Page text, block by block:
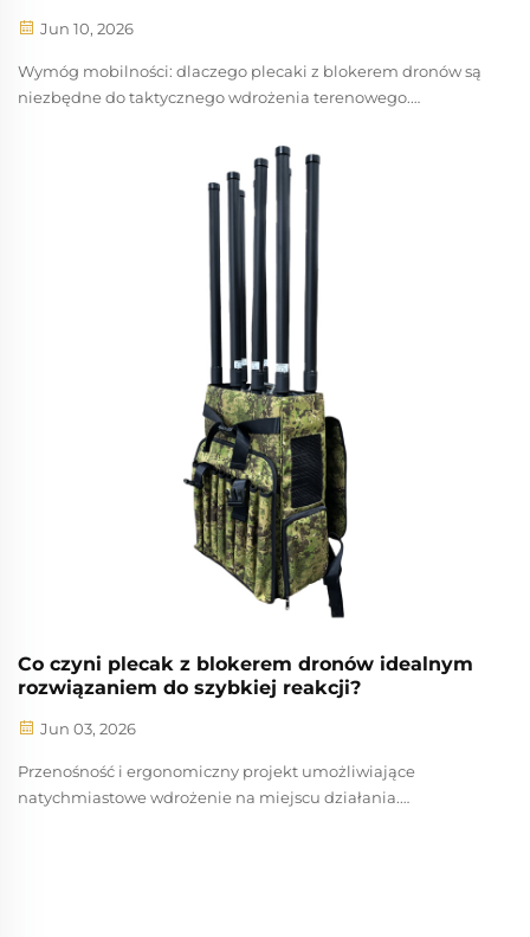
Jun 10, 2026
Wymóg mobilności: dlaczego plecaki z blokerem dronów są
niezbędne do taktycznego wdrożenia terenowego.
bezzałogowych (UAS) w różnorodnych obszarach
operacyjnych wymaga wysoce elastycznych rozwiązań
przeciwdronowych. Stacjonarne blokery...
Co czyni plecak z blokerem dronów idealnym
rozwiązaniem do szybkiej reakcji?
Jun 03, 2026
Przenośność i ergonomiczny projekt umożliwiające
natychmiastowe wdrożenie na miejscu działania.